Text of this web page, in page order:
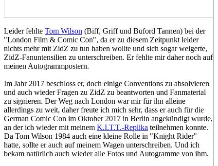
Leider fehlte Tom Wilson (Biff, Griff und Buford Tannen) bei der
"London Film & Comic Con", da er zu diesem Zeitpunkt leider
nichts mehr mit ZidZ zu tun haben wollte und sich sogar weigerte,
ZidZ-Fanuntensilien zu unterschreiben. Er fehlte mir daher noch auf
meinen Autogrammpostern.
Im Jahr 2017 beschloss er, doch einige Conventions zu absolvieren
und auch wieder Fragen zu ZidZ zu beantworten und Fanmaterial
zu signieren. Der Weg nach London war mir für ihn alleine
allerdings zu weit, daher freute ich mich sehr, dass er auch für die
German Comic Con im Oktober 2017 in Berlin angekündigt wurde,
an der ich wieder mit meinem K.I.T.T.-Replika teilnehmen konnte.
Da Tom Wilson 1984 auch eine kleine Rolle in "Knight Rider"
hatte, sollte er auch auf meinem Wagen unterschreiben. Und ich
bekam natürlich auch wieder alle Fotos und Autogramme von ihm.